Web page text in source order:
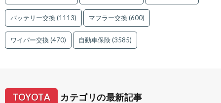
バッテリー交換(1113) マフラー交換(600)
ワイパー交換(470) 自動車保険(3585)
TOYOTA カテゴリの最新記事